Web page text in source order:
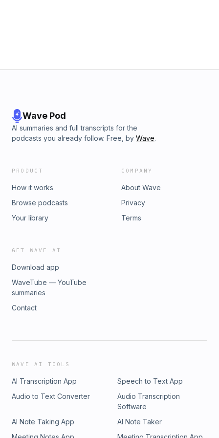
Wave Pod
AI summaries and full transcripts for the
podcasts you already follow. Free, by Wave.
PRODUCT
How it works
Browse podcasts
Your library
COMPANY
About Wave
Privacy
Terms
GET WAVE AI
Download app
WaveTube — YouTube
summaries
Contact
WAVE AI TOOLS
AI Transcription App
Speech to Text App
Audio to Text Converter
Audio Transcription
Software
AI Note Taking App
AI Note Taker